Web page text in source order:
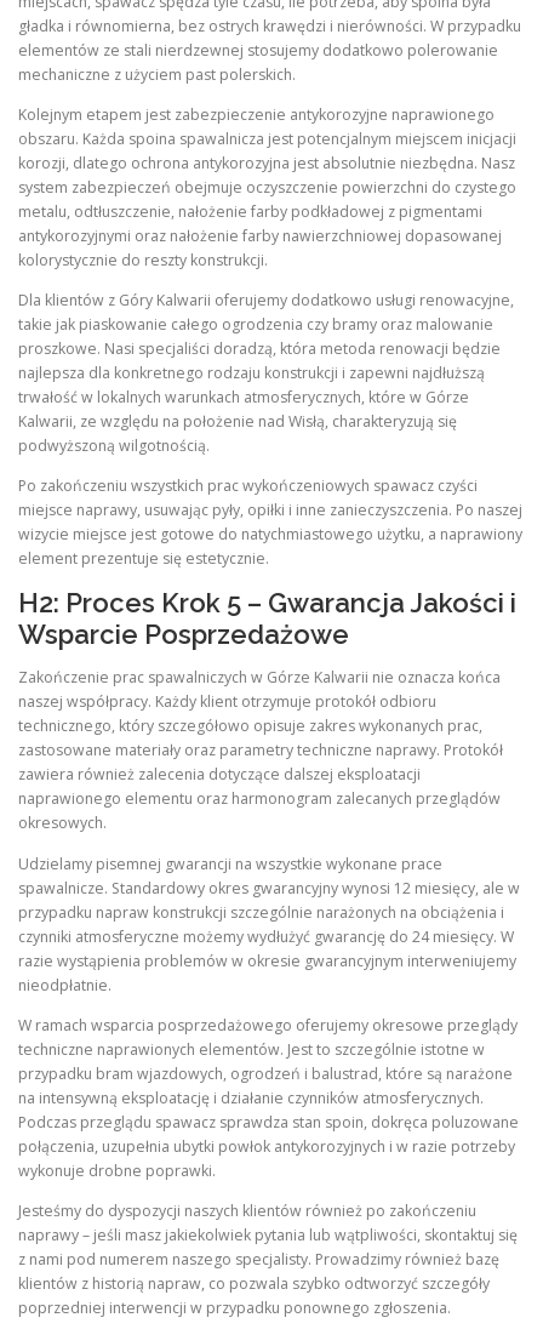
gładka i równomierna, bez ostrych krawędzi i nierówności. W przypadku
elementów ze stali nierdzewnej stosujemy dodatkowo polerowanie
mechaniczne z użyciem past polerskich.
Kolejnym etapem jest zabezpieczenie antykorozyjne naprawionego
obszaru. Każda spoina spawalnicza jest potencjalnym miejscem inicjacji
korozji, dlatego ochrona antykorozyjna jest absolutnie niezbędna. Nasz
system zabezpieczeń obejmuje oczyszczenie powierzchni do czystego
metalu, odtłuszczenie, nałożenie farby podkładowej z pigmentami
antykorozyjnymi oraz nałożenie farby nawierzchniowej dopasowanej
kolorystycznie do reszty konstrukcji.
Dla klientów z Góry Kalwarii oferujemy dodatkowo usługi renowacyjne,
takie jak piaskowanie całego ogrodzenia czy bramy oraz malowanie
proszkowe. Nasi specjaliści doradzą, która metoda renowacji będzie
najlepsza dla konkretnego rodzaju konstrukcji i zapewni najdłuższą
trwałość w lokalnych warunkach atmosferycznych, które w Górze
Kalwarii, ze względu na położenie nad Wisłą, charakteryzują się
podwyższoną wilgotnością.
Po zakończeniu wszystkich prac wykończeniowych spawacz czyści
miejsce naprawy, usuwając pyły, opiłki i inne zanieczyszczenia. Po naszej
wizycie miejsce jest gotowe do natychmiastowego użytku, a naprawiony
element prezentuje się estetycznie.
H2: Proces Krok 5 – Gwarancja Jakości i
Wsparcie Posprzedażowe
Zakończenie prac spawalniczych w Górze Kalwarii nie oznacza końca
naszej współpracy. Każdy klient otrzymuje protokół odbioru
technicznego, który szczegółowo opisuje zakres wykonanych prac,
zastosowane materiały oraz parametry techniczne naprawy. Protokół
zawiera również zalecenia dotyczące dalszej eksploatacji
naprawionego elementu oraz harmonogram zalecanych przeglądów
okresowych.
Udzielamy pisemnej gwarancji na wszystkie wykonane prace
spawalnicze. Standardowy okres gwarancyjny wynosi 12 miesięcy, ale w
przypadku napraw konstrukcji szczególnie narażonych na obciążenia i
czynniki atmosferyczne możemy wydłużyć gwarancję do 24 miesięcy. W
razie wystąpienia problemów w okresie gwarancyjnym interweniujemy
nieodpłatnie.
W ramach wsparcia posprzedażowego oferujemy okresowe przeglądy
techniczne naprawionych elementów. Jest to szczególnie istotne w
przypadku bram wjazdowych, ogrodzeń i balustrad, które są narażone
na intensywną eksploatację i działanie czynników atmosferycznych.
Podczas przeglądu spawacz sprawdza stan spoin, dokręca poluzowane
połączenia, uzupełnia ubytki powłok antykorozyjnych i w razie potrzeby
wykonuje drobne poprawki.
Jesteśmy do dyspozycji naszych klientów również po zakończeniu
naprawy – jeśli masz jakiekolwiek pytania lub wątpliwości, skontaktuj się
z nami pod numerem naszego specjalisty. Prowadzimy również bazę
klientów z historią napraw, co pozwala szybko odtworzyć szczegóły
poprzedniej interwencji w przypadku ponownego zgłoszenia.